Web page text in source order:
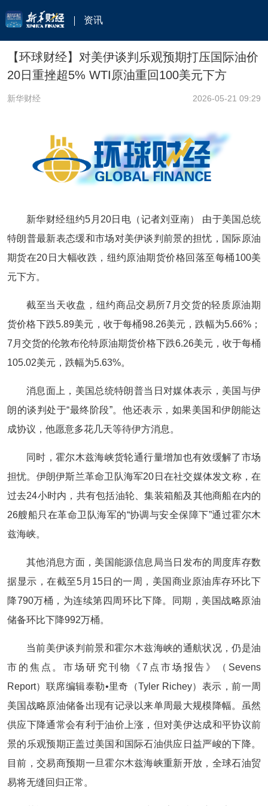
资讯
【环球财经】对美伊谈判乐观预期打压国际油价
20日重挫超5% WTI原油重回100美元下方
新华财经 2026-05-21 09:29
新华财经纽约5月20日电（记者刘亚南） 由于美国总统
特朗普最新表态缓和市场对美伊谈判前景的担忧，国际原油
期货在20日大幅收跌，纽约原油期货价格回落至每桶100美
元下方。
截至当天收盘，纽约商品交易所7月交货的轻质原油期
货价格下跌5.89美元，收于每桶98.26美元，跌幅为5.66%；
7月交货的伦敦布伦特原油期货价格下跌6.26美元，收于每桶
105.02美元，跌幅为5.63%。
消息面上，美国总统特朗普当日对媒体表示，美国与伊
朗的谈判处于“最终阶段”。他还表示，如果美国和伊朗能达
成协议，他愿意多花几天等待伊方消息。
同时，霍尔木兹海峡货轮通行量增加也有效缓解了市场
担忧。伊朗伊斯兰革命卫队海军20日在社交媒体发文称，在
过去24小时内，共有包括油轮、集装箱船及其他商船在内的
26艘船只在革命卫队海军的“协调与安全保障下”通过霍尔木
兹海峡。
其他消息方面，美国能源信息局当日发布的周度库存数
据显示，在截至5月15日的一周，美国商业原油库存环比下
降790万桶，为连续第四周环比下降。同期，美国战略原油
储备环比下降992万桶。
当前美伊谈判前景和霍尔木兹海峡的通航状况，仍是油
市的焦点。市场研究刊物《7点市场报告》（Sevens
Report）联席编辑泰勒•里奇（Tyler Richey）表示，前一周
美国战略原油储备出现有记录以来单周最大规模降幅。虽然
供应下降通常会有利于油价上涨，但对美伊达成和平协议前
景的乐观预期正盖过美国和国际石油供应日益严峻的下降。
目前，交易商预期一旦霍尔木兹海峡重新开放，全球石油贸
易将无缝回归正常。